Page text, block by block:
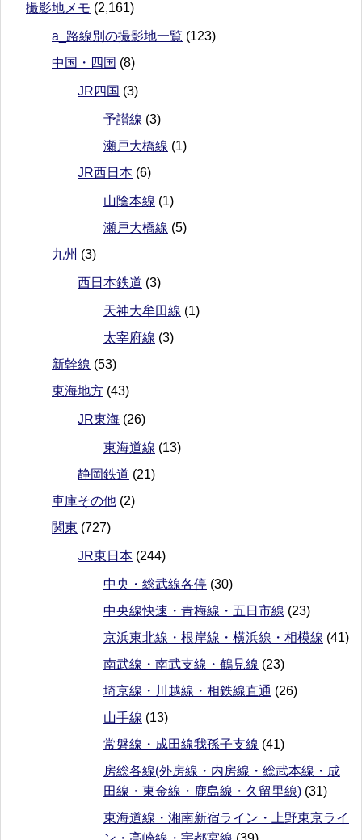
撮影地メモ (2,161)
a_路線別の撮影地一覧 (123)
中国・四国 (8)
JR四国 (3)
予讃線 (3)
瀬戸大橋線 (1)
JR西日本 (6)
山陰本線 (1)
瀬戸大橋線 (5)
九州 (3)
西日本鉄道 (3)
天神大牟田線 (1)
太宰府線 (3)
新幹線 (53)
東海地方 (43)
JR東海 (26)
東海道線 (13)
静岡鉄道 (21)
車庫その他 (2)
関東 (727)
JR東日本 (244)
中央・総武線各停 (30)
中央線快速・青梅線・五日市線 (23)
京浜東北線・根岸線・横浜線・相模線 (41)
南武線・南武支線・鶴見線 (23)
埼京線・川越線・相鉄線直通 (26)
山手線 (13)
常磐線・成田線我孫子支線 (41)
房総各線(外房線・内房線・総武本線・成
田線・東金線・鹿島線・久留里線) (31)
東海道線・湘南新宿ライン・上野東京ライ